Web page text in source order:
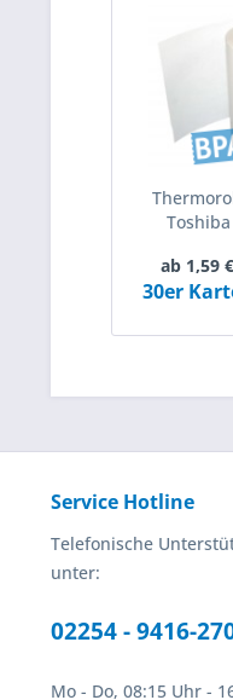
ab 1,59
30er
Service Hotline
Telefonische
unter:
02254 - 9416-
Mo - Do, 08:15 Uhr -